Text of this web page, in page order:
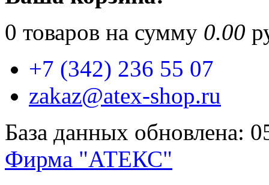
0 товаров на сумму 0.00
+7 (342) 236 55 07
zakaz@atex-shop.ru
База данных обновлена:
Фирма "АТЕКС"